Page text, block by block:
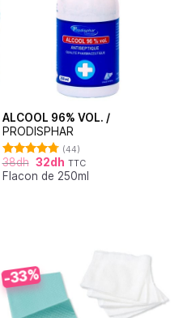
ALCOOL 96% VOL. /
PRODISPHAR
Note 4.77
sur 5
(44)
38dh 32dh TTC
Flacon de 250ml
-33%